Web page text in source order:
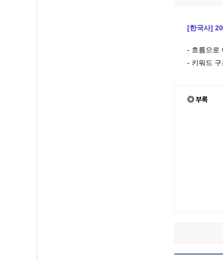
[한국사]
- 흐름으로
- 키워드
◎ 부록